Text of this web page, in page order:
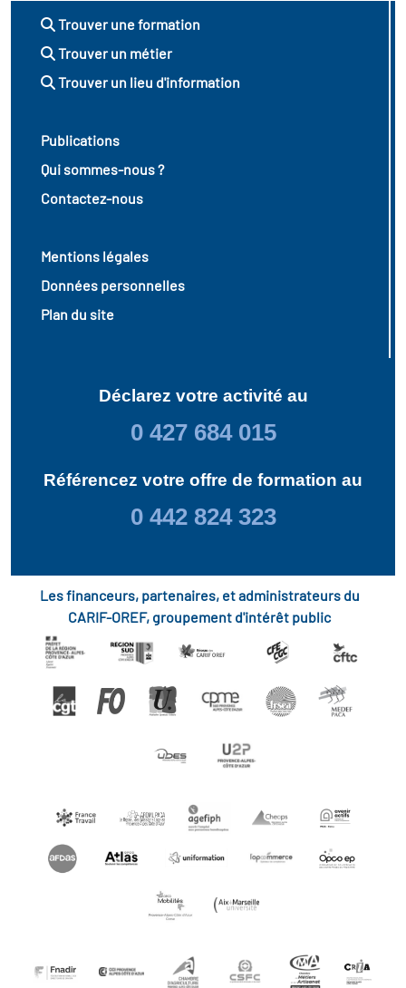
Trouver une formation
Trouver un métier
Trouver un lieu d'information
Publications
Qui sommes-nous ?
Contactez-nous
Mentions légales
Données personnelles
Plan du site
Déclarez votre activité au
0 427 684 015
Référencez votre offre de formation au
0 442 824 323
Les financeurs, partenaires, et administrateurs du
CARIF-OREF, groupement d'intérêt public